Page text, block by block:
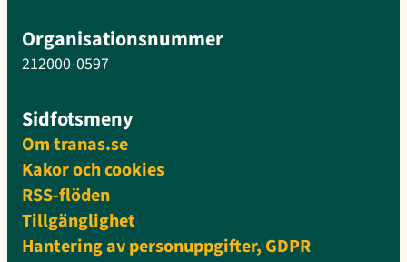
Organisationsnummer
212000-0597
Sidfotsmeny
Om tranas.se
Kakor och cookies
RSS-flöden
Tillgänglighet
Hantering av personuppgifter, GDPR